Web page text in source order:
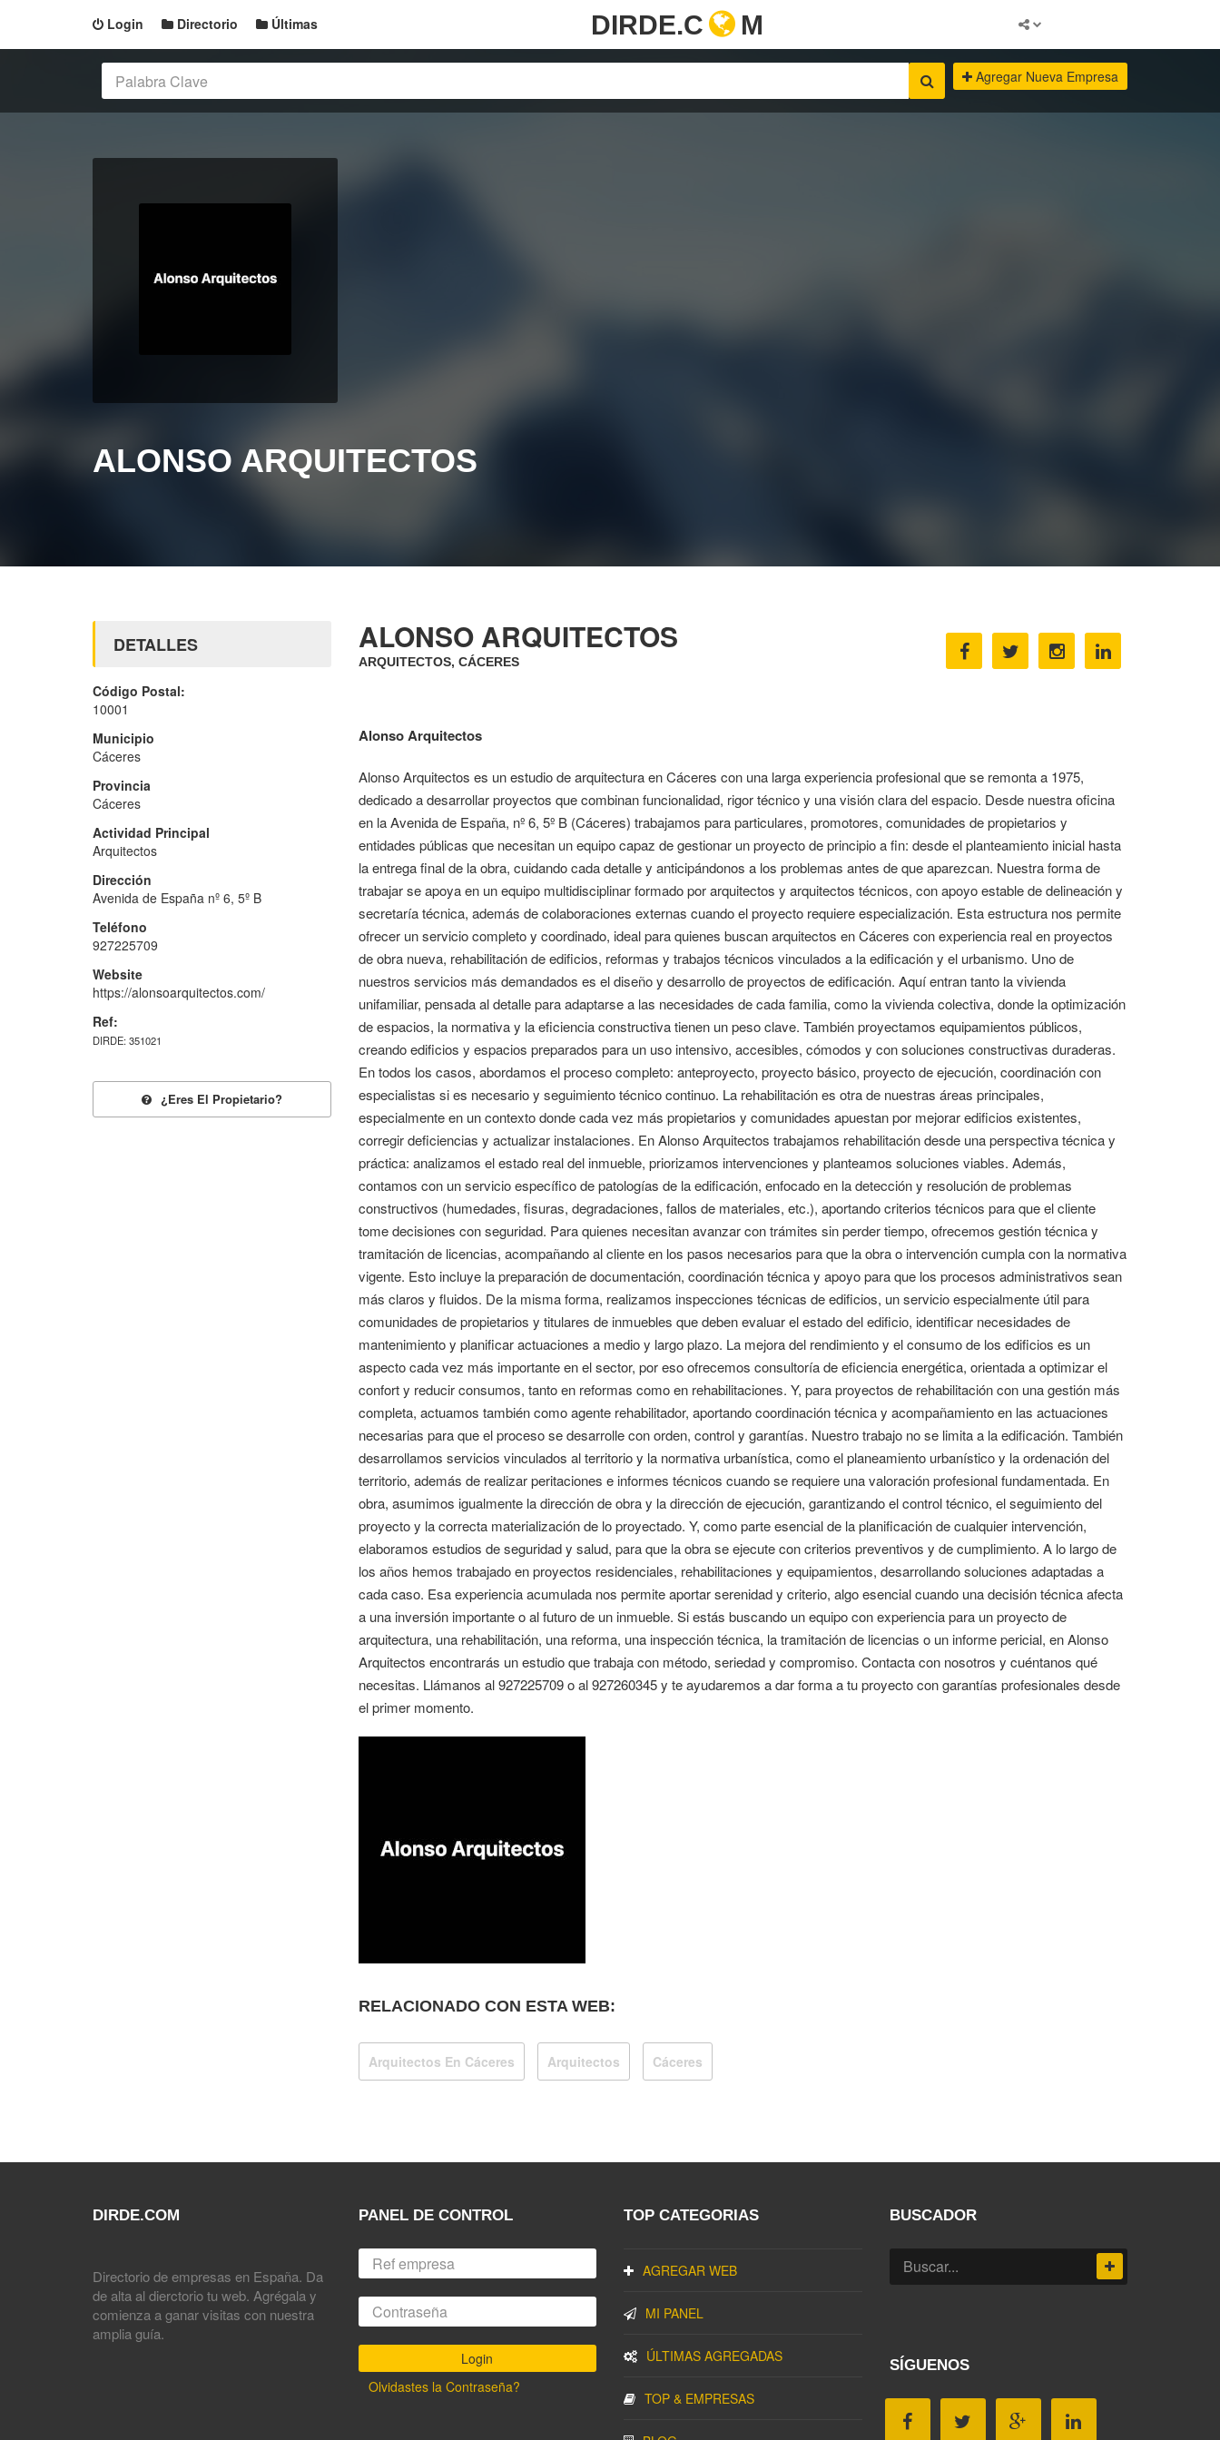
Login Directorio Últimas DIRDE.C M
Agregar Nueva Empresa
ALONSO ARQUITECTOS
ALONSO ARQUITECTOS
ARQUITECTOS, CÁCERES
Alonso Arquitectos
Alonso Arquitectos es un estudio de arquitectura en Cáceres con una larga experiencia profesional que se remonta a 1975,
dedicado a desarrollar proyectos que combinan funcionalidad, rigor técnico y una visión clara del espacio. Desde nuestra oficina
en la Avenida de España, nº 6, 5º B (Cáceres) trabajamos para particulares, promotores, comunidades de propietarios y
entidades públicas que necesitan un equipo capaz de gestionar un proyecto de principio a fin: desde el planteamiento inicial hasta
la entrega final de la obra, cuidando cada detalle y anticipándonos a los problemas antes de que aparezcan. Nuestra forma de
trabajar se apoya en un equipo multidisciplinar formado por arquitectos y arquitectos técnicos, con apoyo estable de delineación y
secretaría técnica, además de colaboraciones externas cuando el proyecto requiere especialización. Esta estructura nos permite
ofrecer un servicio completo y coordinado, ideal para quienes buscan arquitectos en Cáceres con experiencia real en proyectos
de obra nueva, rehabilitación de edificios, reformas y trabajos técnicos vinculados a la edificación y el urbanismo. Uno de
nuestros servicios más demandados es el diseño y desarrollo de proyectos de edificación. Aquí entran tanto la vivienda
unifamiliar, pensada al detalle para adaptarse a las necesidades de cada familia, como la vivienda colectiva, donde la optimización
de espacios, la normativa y la eficiencia constructiva tienen un peso clave. También proyectamos equipamientos públicos,
creando edificios y espacios preparados para un uso intensivo, accesibles, cómodos y con soluciones constructivas duraderas.
En todos los casos, abordamos el proceso completo: anteproyecto, proyecto básico, proyecto de ejecución, coordinación con
especialistas si es necesario y seguimiento técnico continuo. La rehabilitación es otra de nuestras áreas principales,
especialmente en un contexto donde cada vez más propietarios y comunidades apuestan por mejorar edificios existentes,
corregir deficiencias y actualizar instalaciones. En Alonso Arquitectos trabajamos rehabilitación desde una perspectiva técnica y
práctica: analizamos el estado real del inmueble, priorizamos intervenciones y planteamos soluciones viables. Además,
contamos con un servicio específico de patologías de la edificación, enfocado en la detección y resolución de problemas
constructivos (humedades, fisuras, degradaciones, fallos de materiales, etc.), aportando criterios técnicos para que el cliente
tome decisiones con seguridad. Para quienes necesitan avanzar con trámites sin perder tiempo, ofrecemos gestión técnica y
tramitación de licencias, acompañando al cliente en los pasos necesarios para que la obra o intervención cumpla con la normativa
vigente. Esto incluye la preparación de documentación, coordinación técnica y apoyo para que los procesos administrativos sean
más claros y fluidos. De la misma forma, realizamos inspecciones técnicas de edificios, un servicio especialmente útil para
comunidades de propietarios y titulares de inmuebles que deben evaluar el estado del edificio, identificar necesidades de
mantenimiento y planificar actuaciones a medio y largo plazo. La mejora del rendimiento y el consumo de los edificios es un
aspecto cada vez más importante en el sector, por eso ofrecemos consultoría de eficiencia energética, orientada a optimizar el
confort y reducir consumos, tanto en reformas como en rehabilitaciones. Y, para proyectos de rehabilitación con una gestión más
completa, actuamos también como agente rehabilitador, aportando coordinación técnica y acompañamiento en las actuaciones
necesarias para que el proceso se desarrolle con orden, control y garantías. Nuestro trabajo no se limita a la edificación. También
desarrollamos servicios vinculados al territorio y la normativa urbanística, como el planeamiento urbanístico y la ordenación del
territorio, además de realizar peritaciones e informes técnicos cuando se requiere una valoración profesional fundamentada. En
obra, asumimos igualmente la dirección de obra y la dirección de ejecución, garantizando el control técnico, el seguimiento del
proyecto y la correcta materialización de lo proyectado. Y, como parte esencial de la planificación de cualquier intervención,
elaboramos estudios de seguridad y salud, para que la obra se ejecute con criterios preventivos y de cumplimiento. A lo largo de
los años hemos trabajado en proyectos residenciales, rehabilitaciones y equipamientos, desarrollando soluciones adaptadas a
cada caso. Esa experiencia acumulada nos permite aportar serenidad y criterio, algo esencial cuando una decisión técnica afecta
a una inversión importante o al futuro de un inmueble. Si estás buscando un equipo con experiencia para un proyecto de
arquitectura, una rehabilitación, una reforma, una inspección técnica, la tramitación de licencias o un informe pericial, en Alonso
Arquitectos encontrarás un estudio que trabaja con método, seriedad y compromiso. Contacta con nosotros y cuéntanos qué
necesitas. Llámanos al 927225709 o al 927260345 y te ayudaremos a dar forma a tu proyecto con garantías profesionales desde
el primer momento.
RELACIONADO CON ESTA WEB:
Arquitectos En Cáceres Arquitectos Cáceres
DETALLES
Código Postal:
10001
Municipio
Cáceres
Provincia
Cáceres
Actividad Principal
Arquitectos
Dirección
Avenida de España nº 6, 5º B
Teléfono
927225709
Website
https://alonsoarquitectos.com/
Ref:
DIRDE: 351021
¿eres El Propietario?
DIRDE.COM
Directorio de empresas en España. Da
de alta al dierctorio tu web. Agrégala y
comienza a ganar visitas con nuestra
amplia guía.
PANEL DE CONTROL
Olvidastes la Contraseña?
TOP CATEGORIAS
AGREGAR WEB
MI PANEL
ÚLTIMAS AGREGADAS
TOP & EMPRESAS
BUSCADOR
SÍGUENOS